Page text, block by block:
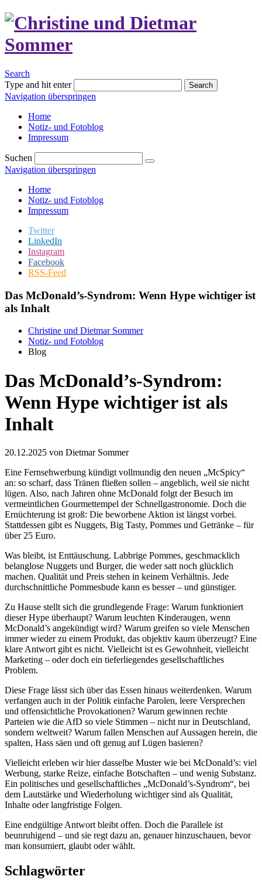
Search
Type and hit enter
Search
Navigation überspringen
Home
Notiz- und Fotoblog
Impressum
Suchen
Navigation überspringen
Home
Notiz- und Fotoblog
Impressum
Twitter
LinkedIn
Instagram
Facebook
RSS-Feed
Das McDonald’s-Syndrom: Wenn Hype wichtiger ist
als Inhalt
Christine und Dietmar Sommer
Notiz- und Fotoblog
Blog
Das McDonald’s-Syndrom:
Wenn Hype wichtiger ist als
Inhalt
20.12.2025 von Dietmar Sommer
Eine Fernsehwerbung kündigt vollmundig den neuen „McSpicy“
an: so scharf, dass Tränen fließen sollen – angeblich, weil sie nicht
lügen. Also, nach Jahren ohne McDonald folgt der Besuch im
vermeintlichen Gourmettempel der Schnellgastronomie. Doch die
Ernüchterung ist groß: Die beworbene Aktion ist längst vorbei.
Stattdessen gibt es Nuggets, Big Tasty, Pommes und Getränke – für
über 25 Euro.
Was bleibt, ist Enttäuschung. Labbrige Pommes, geschmacklich
belanglose Nuggets und Burger, die weder satt noch glücklich
machen. Qualität und Preis stehen in keinem Verhältnis. Jede
durchschnittliche Pommesbude kann es besser – und günstiger.
Zu Hause stellt sich die grundlegende Frage: Warum funktioniert
dieser Hype überhaupt? Warum leuchten Kinderaugen, wenn
McDonald’s angekündigt wird? Warum greifen so viele Menschen
immer wieder zu einem Produkt, das objektiv kaum überzeugt? Eine
klare Antwort gibt es nicht. Vielleicht ist es Gewohnheit, vielleicht
Marketing – oder doch ein tieferliegendes gesellschaftliches
Problem.
Diese Frage lässt sich über das Essen hinaus weiterdenken. Warum
verfangen auch in der Politik einfache Parolen, leere Versprechen
und offensichtliche Provokationen? Warum gewinnen rechte
Parteien wie die AfD so viele Stimmen – nicht nur in Deutschland,
sondern weltweit? Warum fallen Menschen auf Aussagen herein, die
spalten, Hass säen und oft genug auf Lügen basieren?
Vielleicht erleben wir hier dasselbe Muster wie bei McDonald’s: viel
Werbung, starke Reize, einfache Botschaften – und wenig Substanz.
Ein politisches und gesellschaftliches „McDonald’s-Syndrom“, bei
dem Lautstärke und Wiederholung wichtiger sind als Qualität,
Inhalte oder langfristige Folgen.
Eine endgültige Antwort bleibt offen. Doch die Parallele ist
beunruhigend – und sie regt dazu an, genauer hinzuschauen, bevor
man konsumiert, glaubt oder wählt.
Schlagwörter